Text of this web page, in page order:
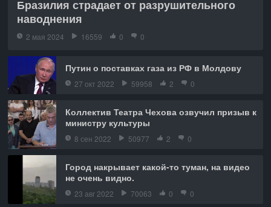
Бразилия страдает от разрушительного
наводнения
2 мая 2024 16559 0 0
Путин о поставках газа из РФ в Молдову
27 окт 2022 59958 2 0
Коллектив Театра Чехова озвучил призыв к
министру культуры
8 сен 2022 50977 2 0
Город накрывает какой-то туман, на видео
не очень видно.
23 авг 2022 70063 0 0